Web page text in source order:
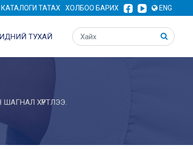
КАТАЛОГИ ТАТАХ ХОЛБОО БАРИХ ENG
ТУХАЙ
ХҮРТЛЭЭ.